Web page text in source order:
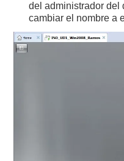
del administrador del
cambiar el nombre a